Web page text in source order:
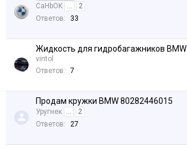
CaHbOK ...
2
Ответов:
33
Жидкость для гидробагажников BMW
vintol
Ответов:
7
Продам кружки BMW 80282446015
Уругнек ...
2
Ответов:
27